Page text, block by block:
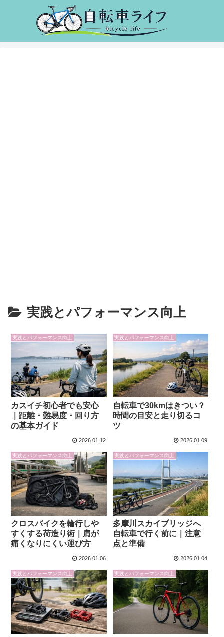
実践とパフォーマンス向上
実践とパフォーマンス向上
カスイチ初心者でも安心
｜距離・難易度・回り方
の基本ガイド
2026.01.12
実践とパフォーマンス向上
自転車で30kmはきつい？
時間の目安と走り切るコ
ツ
2026.01.09
実践とパフォーマンス向上
クロスバイクを輪行しや
すくする荷造り術｜肩が
痛くなりにくい運び方
2026.01.06
実践とパフォーマンス向上
多摩川スカイブリッジへ
自転車で行く前に｜注意
点と準備
2026.01.04
実践とパフォーマンス向上 実践とパフォーマンス向上